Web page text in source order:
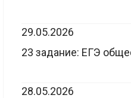
29.05.2026
23 задание: ЕГЭ
28.05.2026